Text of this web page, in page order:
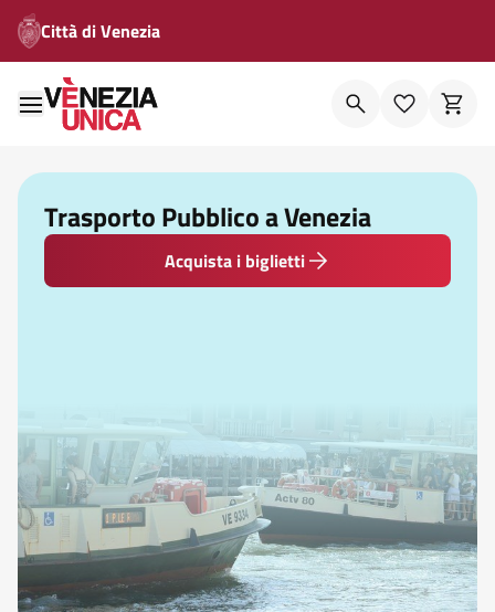
Città di Venezia
Trasporto Pubblico a Venezia
Acquista i biglietti